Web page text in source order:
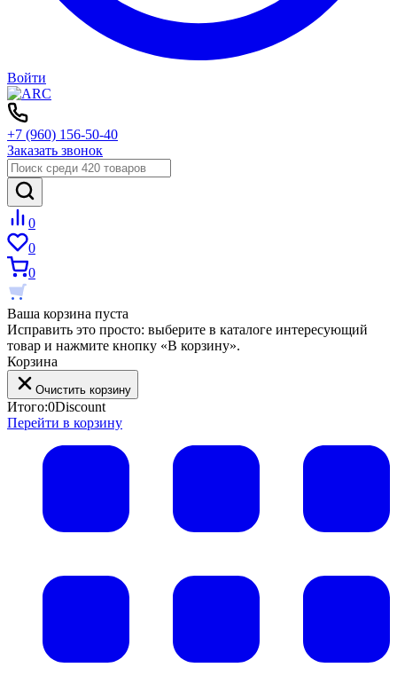
Войти
+7 (960) 156-50-40
Заказать звонок
0
0
0
Ваша корзина пуста
Исправить это просто: выберите в каталоге интересующий
товар и нажмите кнопку «В корзину».
Корзина
Очистить корзину
Итого:0Discount
Перейти в корзину